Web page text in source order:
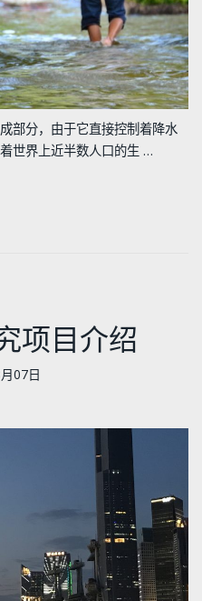
部分，由于它直接控制着降水
世界上近半数人口的生 …
项目介绍
07日